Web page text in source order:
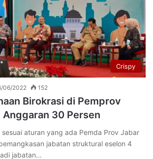
Crispy
06/2022 152
Birokrasi di Pemprov
30 Persen
aturan yang ada Pemda Prov Jabar
jabatan struktural eselon 4
jabatan…